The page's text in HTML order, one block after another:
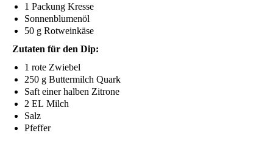
1 Packung Kresse
Son­nen­blu­men­öl
50 g Rotweinkäse
Zuta­ten für den Dip:
1 rote Zwiebel
250 g But­ter­milch Quark
Saft einer hal­ben Zitrone
2 EL Milch
Salz
Pfef­fer